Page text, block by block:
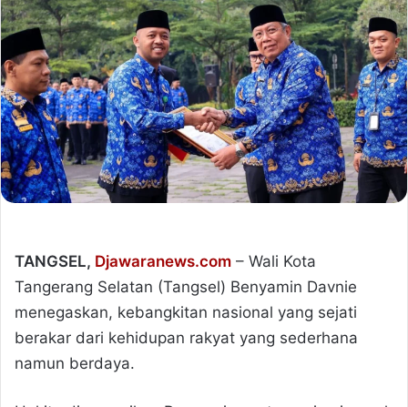
TANGSEL, Djawaranews.com – Wali Kota
Tangerang Selatan (Tangsel) Benyamin Davnie
menegaskan, kebangkitan nasional yang sejati
berakar dari kehidupan rakyat yang sederhana
namun berdaya.